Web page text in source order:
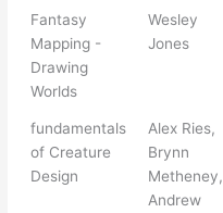
Fantasy
Mapping -
Drawing
Worlds
Wesley
Jones
fundamentals
of Creature
Design
Alex Ries,
Brynn
Metheney,
Andrew